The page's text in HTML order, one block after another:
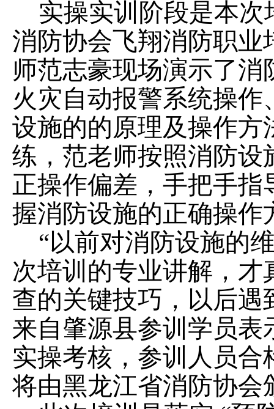
实操实训阶段是本
消防协会飞翔消防职业
师范志豪现场演示了消
火灾自动报警系统操作
设施的的原理及操作方
练， 范老师按照消防设
正操作偏差，手把手
握消防设施的正确操
“以前对消防设施的
次培训的专业讲解，才
查的关键技巧，以后
来自肇源县参训学员表
实操考核，参训人员合
将由黑龙江省消防协